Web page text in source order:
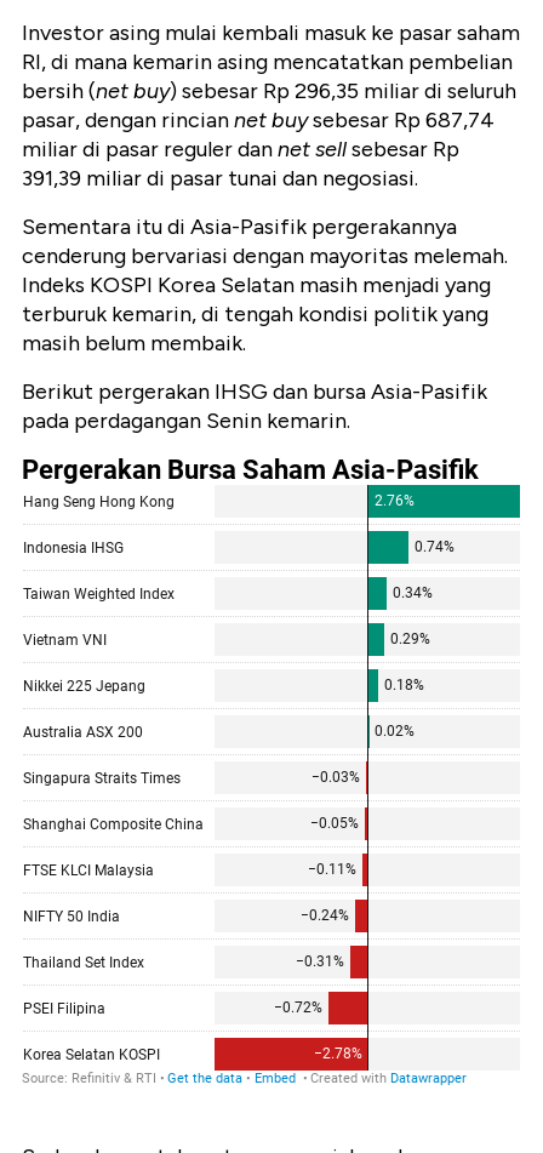
Investor asing mulai kembali masuk ke pasar saham
RI, di mana kemarin asing mencatatkan pembelian
bersih (net buy) sebesar Rp 296,35 miliar di seluruh
pasar, dengan rinciannet buysebesar Rp 687,74
miliar di pasar reguler dannet sellsebesar Rp
391,39 miliar di pasar tunai dan negosiasi.
Sementara itu di Asia-Pasifik pergerakannya
cenderung bervariasi dengan mayoritas melemah.
Indeks KOSPI Korea Selatan masih menjadi yang
terburuk kemarin, di tengah kondisi politik yang
masih belum membaik.
Berikut pergerakan IHSG dan bursa Asia-Pasifik
pada perdagangan Senin kemarin.